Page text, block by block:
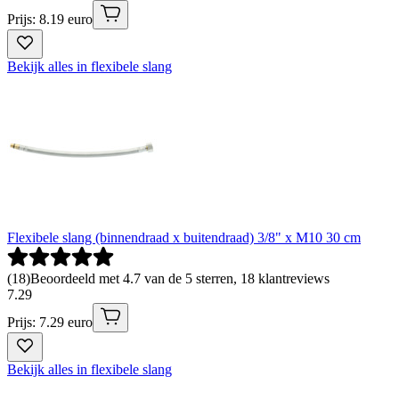
Prijs: 8.19 euro
Bekijk alles in flexibele slang
Flexibele slang (binnendraad x buitendraad) 3/8" x M10 30 cm
(18)Beoordeeld met 4.7 van de 5 sterren, 18 klantreviews
7.29
Prijs: 7.29 euro
Bekijk alles in flexibele slang